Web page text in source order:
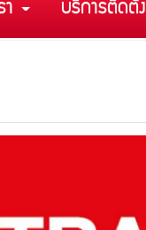
า บริการติดตั้ง